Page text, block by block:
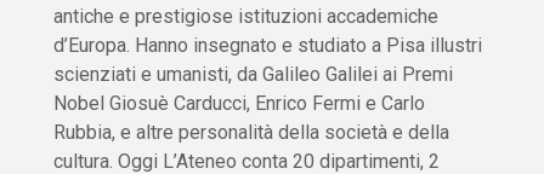
antiche e prestigiose istituzioni accademiche
d’Europa. Hanno insegnato e studiato a Pisa illustri
scienziati e umanisti, da Galileo Galilei ai Premi
Nobel Giosuè Carducci, Enrico Fermi e Carlo
Rubbia, e altre personalità della società e della
cultura. Oggi L’Ateneo conta 20 dipartimenti, 2